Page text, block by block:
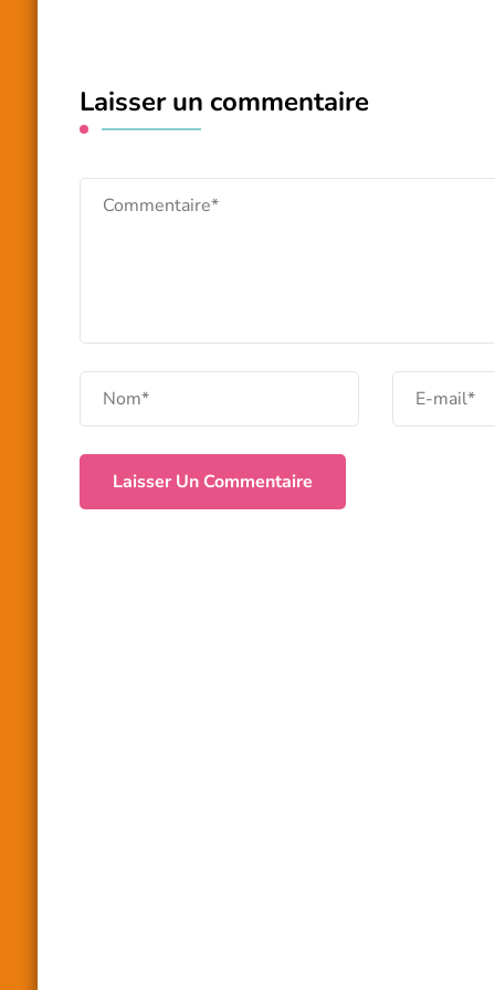
Laisser un commentaire